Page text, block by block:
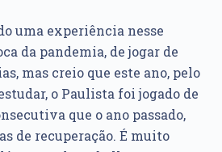
uma experiência nesse
da pandemia, de jogar de
mas creio que este ano, pelo
o Paulista foi jogado de
que o ano passado,
de recuperação. É muito